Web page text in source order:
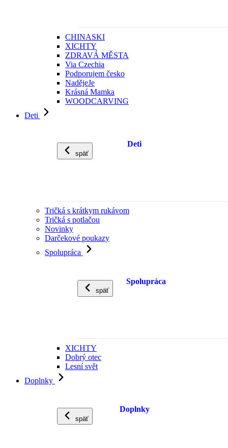
CHINASKI
XICHTY
ZDRAVÁ MĚSTA
Via Czechia
Podporujem česko
NadějeJe
Krásná Mamka
WOODCARVING
Deti
späť
Deti
Tričká s krátkym rukávom
Tričká s potlačou
Novinky
Darčekové poukazy
Spolupráca
späť
Spolupráca
XICHTY
Dobrý otec
Lesní svět
Doplnky
späť
Doplnky